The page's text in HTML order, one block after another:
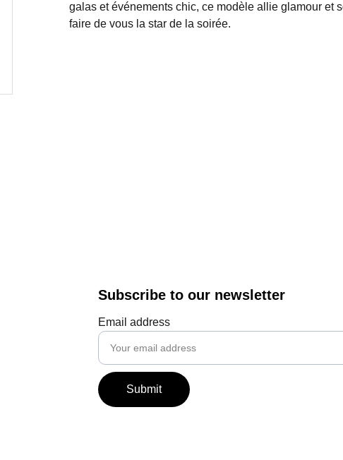
galas et événements chic, ce modèle allie glamour et
faire de vous la star de la soirée.
Subscribe to our newsletter
Email address
Submit